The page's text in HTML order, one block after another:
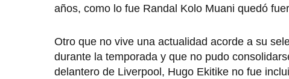
años, como lo fue Randal Kolo Muani quedó
Otro que no vive una actualidad acorde a su
durante la temporada y que no pudo
delantero de Liverpool, Hugo Ekitike no fue